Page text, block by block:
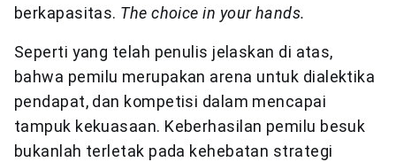
berkapasitas. The choice in your hands.
Seperti yang telah penulis jelaskan di atas,
bahwa pemilu merupakan arena untuk dialektika
pendapat, dan kompetisi dalam mencapai
tampuk kekuasaan. Keberhasilan pemilu besuk
bukanlah terletak pada kehebatan strategi